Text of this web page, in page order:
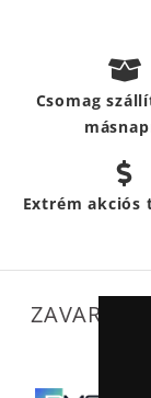
Csomag
Extrém akciós